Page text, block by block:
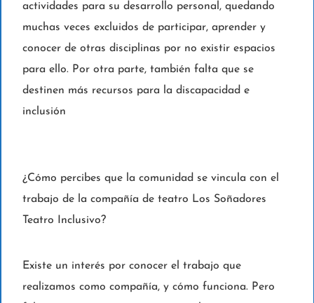
actividades para su desarrollo personal, quedando
muchas veces excluidos de participar, aprender y
conocer de otras disciplinas por no existir espacios
para ello. Por otra parte, también falta que se
destinen más recursos para la discapacidad e
inclusión
¿Cómo percibes que la comunidad se vincula con el
trabajo de la compañía de teatro Los Soñadores
Teatro Inclusivo?
Existe un interés por conocer el trabajo que
realizamos como compañía, y cómo funciona. Pero